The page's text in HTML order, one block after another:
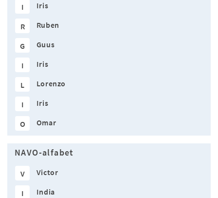
I Iris
R Ruben
G Guus
I Iris
L Lorenzo
I Iris
O Omar
NAVO-alfabet
V Victor
I India